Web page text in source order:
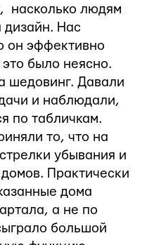
насколько людям
дизайн. Нас
он эффективно
было неясно.
шедовинг. Давали
и наблюдали,
по табличкам.
то, что на
убывания и
Практически
дома
а не по
большой